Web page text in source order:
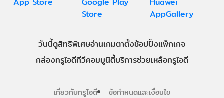
วันนี้ดูสิทธิพิเศษอ่านเกมตาตั้งช้อปปิ้งแพ็กเกจ
กล่องทรูไอดีทีวีคอมมูนิตี้บริการช่วยเหลือทรูไอดี
เกี่ยวกับทรูไอดี
ข้อกำหนดและเงื่อนไข